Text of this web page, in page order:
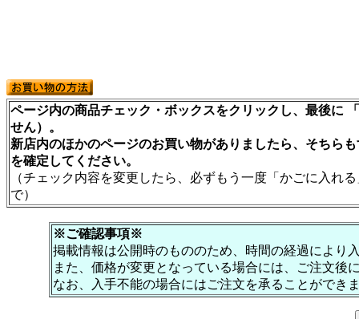
ページ内の商品チェック・ボックスをクリックし、最後に
せん）。
新店内のほかのページのお買い物がありましたら、そちら
を確定してください。
（チェック内容を変更したら、必ずもう一度「かごに入れ
で）
※ご確認事項※
掲載情報は公開時のもののため、時間の経過により
また、価格が変更となっている場合には、ご注文後
なお、入手不能の場合にはご注文を承ることができ